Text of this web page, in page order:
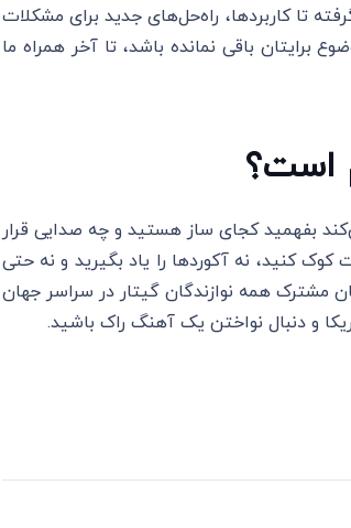
تا کاربردها، راه‌حل‌های جدید برای مشکلات
برایتان باقی نمانده باشد، تا آخر همراه ما
است؟
بفهمید کجای ساز هستید و چه صدایی قرار
کنید، نه آکوردها را یاد بگیرید و نه حتی
مشترک همه نوازندگان گیتار در سراسر جهان
و دنبال نواختن یک آهنگ راک باشید.